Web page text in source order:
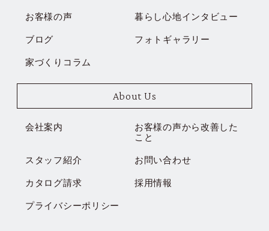
お客様の声
暮らし心地インタビュー
ブログ
フォトギャラリー
家づくりコラム
About Us
会社案内 お客様の声から改善した
こと
スタッフ紹介
お問い合わせ
カタログ請求
採用情報
プライバシーポリシー